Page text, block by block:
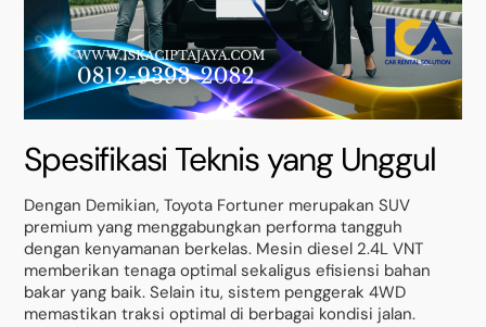
Spesifikasi Teknis yang Unggul
Dengan Demikian, Toyota Fortuner merupakan SUV
premium yang menggabungkan performa tangguh
dengan kenyamanan berkelas. Mesin diesel 2.4L VNT
memberikan tenaga optimal sekaligus efisiensi bahan
bakar yang baik. Selain itu, sistem penggerak 4WD
memastikan traksi optimal di berbagai kondisi jalan.